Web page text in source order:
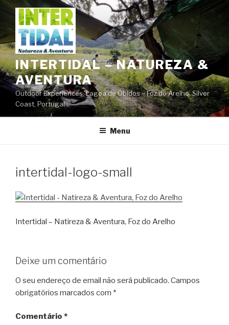
Saltar
conteúdo
INTERTIDAL – NATUREZA &
AVENTURA
Outdoor Experiences. Lagoa de Óbidos – Foz do Arelho. Silver
Coast, Portugal
Menu
intertidal-logo-small
Intertidal – Natireza & Aventura, Foz do Arelho
Deixe um comentário
O seu endereço de email não será publicado. Campos
obrigatórios marcados com *
Comentário *